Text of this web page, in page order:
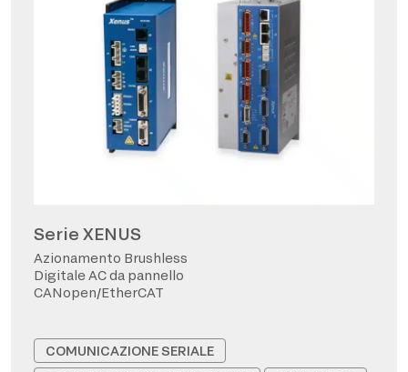
Serie XENUS
Azionamento Brushless
Digitale AC da pannello
CANopen/EtherCAT
COMUNICAZIONE SERIALE